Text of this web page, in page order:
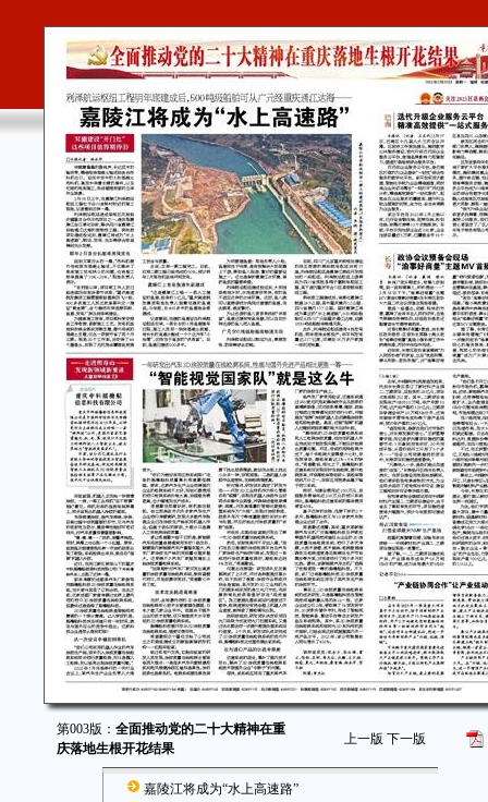
第003版： 全面推动党的二十大精神在重
庆落地生根开花结果
上一版 下一版
嘉陵江将成为“水上高速路”